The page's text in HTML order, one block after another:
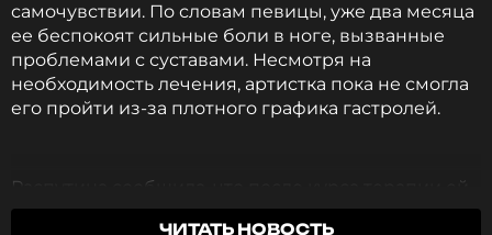
самочувствии. По словам певицы, уже два месяца
ее беспокоят сильные боли в ноге, вызванные
проблемами с суставами. Несмотря на
необходимость лечения, артистка пока не смогла
его пройти из-за плотного графика гастролей.
Распутина сообщила, что после курса терапии ей
придётся временно отказаться от обуви на
ЧИТАТЬ НОВОСТЬ